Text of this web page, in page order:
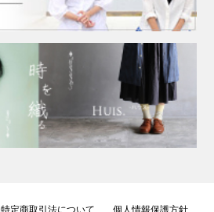
特定商取引法について 個人情報保護方針